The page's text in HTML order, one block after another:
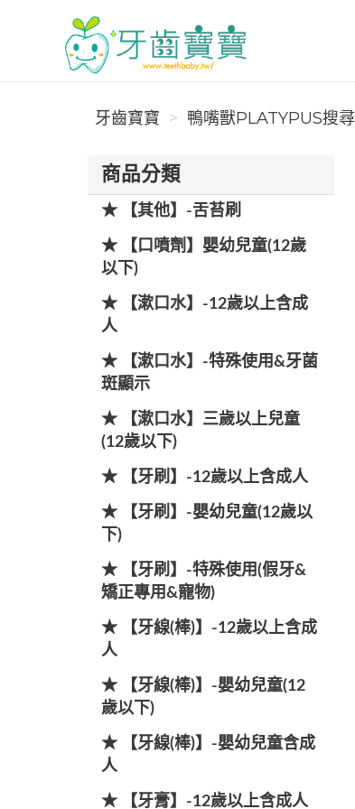
牙齒寶寶
牙齒寶寶 鴨嘴獸PLATYPUS搜
商品分類
★ 【其他】-舌苔刷
★ 【口噴劑】嬰幼兒童(12歲
以下)
★ 【漱口水】-12歲以上含成
人
★ 【漱口水】-特殊使用&牙菌
斑顯示
★ 【漱口水】三歲以上兒童
(12歲以下)
★ 【牙刷】-12歲以上含成人
★ 【牙刷】-嬰幼兒童(12歲以
下)
★ 【牙刷】-特殊使用(假牙&
矯正專用&寵物)
★ 【牙線(棒)】-12歲以上含成
人
★ 【牙線(棒)】-嬰幼兒童(12
歲以下)
★ 【牙線(棒)】-嬰幼兒童含成
人
★ 【牙膏】-12歲以上含成人